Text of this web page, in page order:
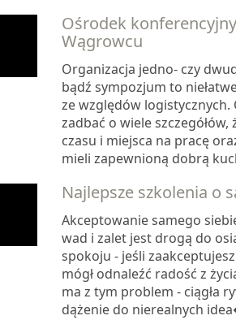
Ośrodek
Wągrowcu
Organizacja jedno- czy
bądź sympozjum to
ze względów
zadbać o wiele szczegółów,
czasu i miejsca na pracę
mieli zapewnioną dobrą
Najlepsze szkolenia o
Akceptowanie samego
wad i zalet jest drogą do
spokoju - jeśli
mógł odnaleźć radość z
ma z tym problem - ciągła
dążenie do nierealnych